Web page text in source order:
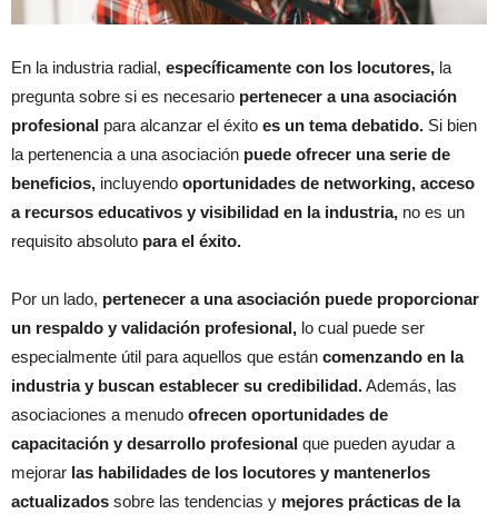
En la industria radial, específicamente con los locutores, la
pregunta sobre si es necesario pertenecer a una asociación
profesional para alcanzar el éxito es un tema debatido. Si bien
la pertenencia a una asociación puede ofrecer una serie de
beneficios, incluyendo oportunidades de networking, acceso
a recursos educativos y visibilidad en la industria, no es un
requisito absoluto para el éxito.
Por un lado, pertenecer a una asociación puede proporcionar
un respaldo y validación profesional, lo cual puede ser
especialmente útil para aquellos que están comenzando en la
industria y buscan establecer su credibilidad.Además, las
asociaciones a menudo ofrecen oportunidades de
capacitación y desarrollo profesional que pueden ayudar a
mejorar las habilidades de los locutores y mantenerlos
actualizados sobre las tendencias y mejores prácticas de la